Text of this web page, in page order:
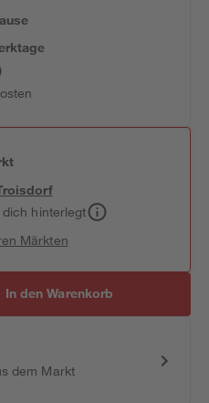
dich hinterlegt
Märkten
In den Warenkorb
dem Markt